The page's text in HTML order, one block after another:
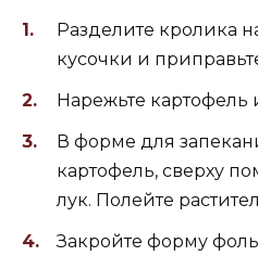
Разделите кролика
кусочки и
Нарежьте картофель
В форме для
картофель, сверху
лук. Полейте
Закройте форму